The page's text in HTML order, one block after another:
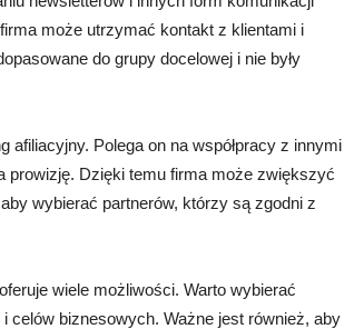
może utrzymać kontakt z klientami i
do grupy docelowej i nie były
Polega on na współpracy z innymi
prowizję. Dzięki temu firma może zwiększyć
wybierać partnerów, którzy są zgodni z
wiele możliwości. Warto wybierać
celów biznesowych. Ważne jest również, aby